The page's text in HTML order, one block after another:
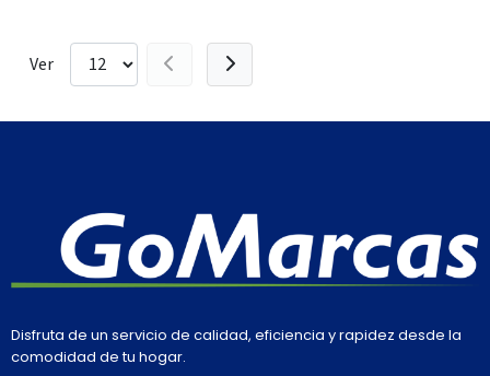
Ver
Disfruta de un servicio de calidad, eficiencia y rapidez desde la
comodidad de tu hogar.